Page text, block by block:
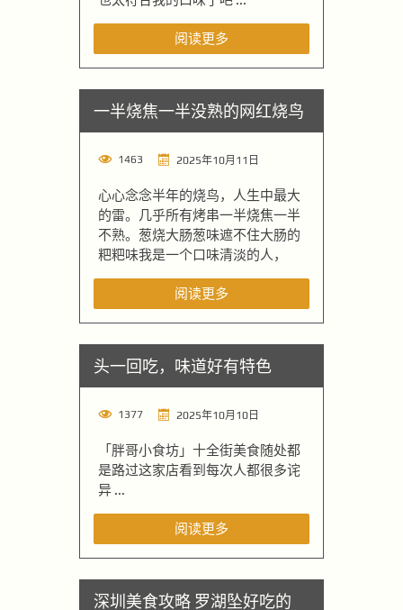
阅读更多
一半烧焦一半没熟的网红烧鸟
1463 2025年10月11日
心心念念半年的烧鸟，人生中最大
的雷。几乎所有烤串一半烧焦一半
不熟。葱烧大肠葱味遮不住大肠的
粑粑味我是一个口味清淡的人，
阅读更多
头一回吃，味道好有特色
1377 2025年10月10日
「胖哥小食坊」十全街美食随处都
是路过这家店看到每次人都很多诧
异 ...
阅读更多
深圳美食攻略 罗湖坠好吃的